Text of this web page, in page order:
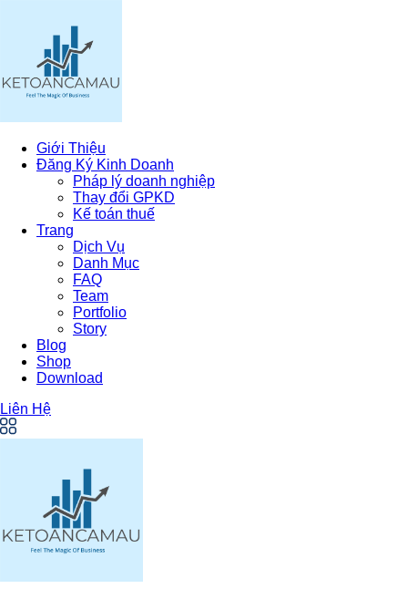
Giới Thiệu
Đăng Ký Kinh Doanh
Pháp lý doanh nghiệp
Thay đổi GPKD
Kế toán thuế
Trang
Dịch Vụ
Danh Mục
FAQ
Team
Portfolio
Story
Blog
Shop
Download
Liên Hệ